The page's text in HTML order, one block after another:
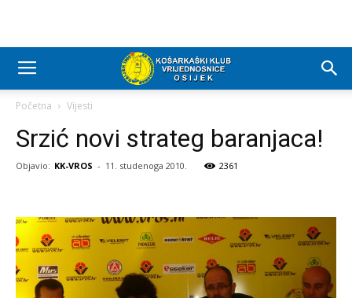
Početna Vijesti
Srzić novi strateg baranjaca!
Objavio: KK-VROS - 11. studenoga 2010. 2361